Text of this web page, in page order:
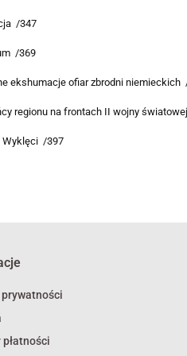
/347
/369
ekshumacje ofiar zbrodni niemieckich
regionu na frontach II wojny
Wyklęci /397